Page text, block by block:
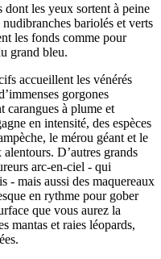
dont les yeux sortent à peine
bariolés et verts
les fonds comme pour
grand bleu.
accueillent les vénérés
gorgones
carangues à plume et
en intensité, des espèces
le mérou géant et le
D’autres grands
arc-en-ciel - qui
- mais aussi des maquereaux
en rythme pour gober
que vous aurez la
mantas et raies léopards,